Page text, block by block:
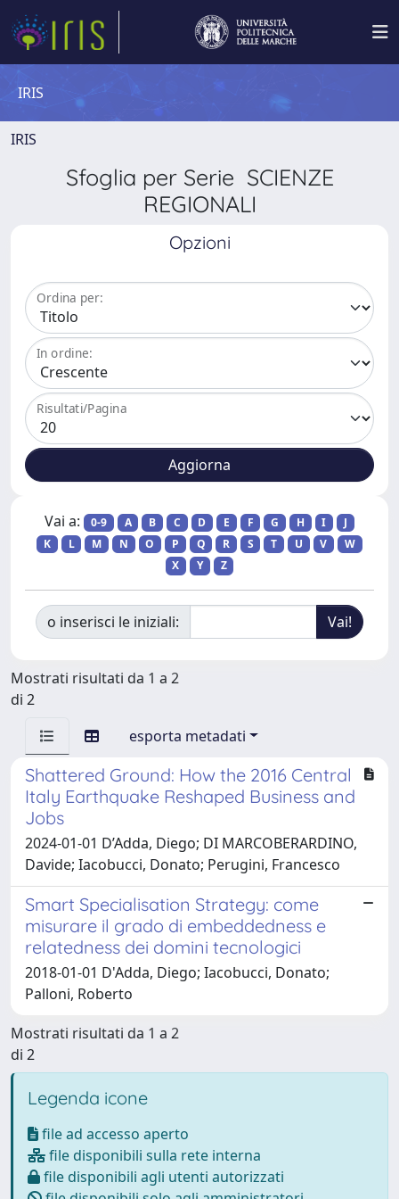
IRIS
IRIS
Sfoglia per Serie SCIENZE
REGIONALI
Opzioni
Ordina per:
In ordine:
Risultati/Pagina
Vai a: 0-9 A B C D E F G H I
J
K
L M N O P Q R S T U V
W
X
Y Z
o inserisci le iniziali:
Mostrati risultati da 1 a 2
di 2
esporta metadati
Shattered Ground: How the 2016 Central
Italy Earthquake Reshaped Business and
Jobs
2024-01-01 D’Adda, Diego; DI MARCOBERARDINO,
Davide; Iacobucci, Donato; Perugini, Francesco
Smart Specialisation Strategy: come
misurare il grado di embeddedness e
relatedness dei domini tecnologici
2018-01-01 D'Adda, Diego; Iacobucci, Donato;
Palloni, Roberto
Mostrati risultati da 1 a 2
di 2
Legenda icone
file ad accesso aperto
file disponibili sulla rete interna
file disponibili agli utenti autorizzati